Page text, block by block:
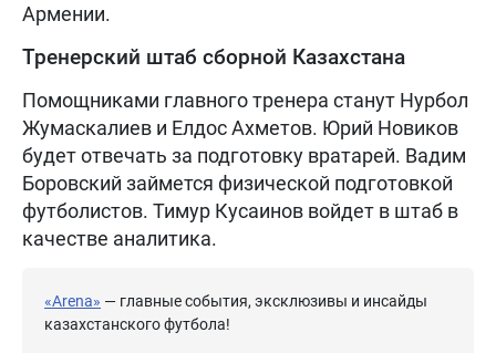
Армении.
Тренерский штаб сборной Казахстана
Помощниками главного тренера станут Нурбол
Жумаскалиев и Елдос Ахметов. Юрий Новиков
будет отвечать за подготовку вратарей. Вадим
Боровский займется физической подготовкой
футболистов. Тимур Кусаинов войдет в штаб в
качестве аналитика.
«Arena» — главные события, эксклюзивы и инсайды
казахстанского футбола!